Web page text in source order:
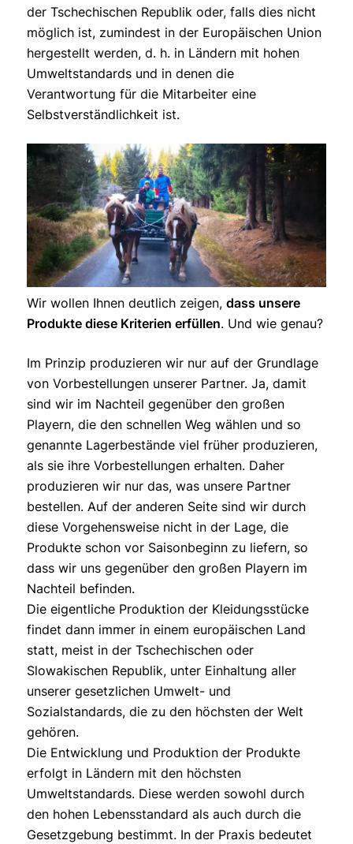
der Tschechischen Republik oder, falls dies nicht
möglich ist, zumindest in der Europäischen Union
hergestellt werden, d. h. in Ländern mit hohen
Umweltstandards und in denen die
Verantwortung für die Mitarbeiter eine
Selbstverständlichkeit ist.
Wir wollen Ihnen deutlich zeigen,dass unsere
Produkte diese Kriterien erfüllen. Und wie genau?
Im Prinzip produzieren wir nur auf der Grundlage
von Vorbestellungen unserer Partner. Ja, damit
sind wir im Nachteil gegenüber den großen
Playern, die den schnellen Weg wählen und so
genannte Lagerbestände viel früher produzieren,
als sie ihre Vorbestellungen erhalten. Daher
produzieren wir nur das, was unsere Partner
bestellen. Auf der anderen Seite sind wir durch
diese Vorgehensweise nicht in der Lage, die
Produkte schon vor Saisonbeginn zu liefern, so
dass wir uns gegenüber den großen Playern im
Nachteil befinden.
Die eigentliche Produktion der Kleidungsstücke
findet dann immer in einem europäischen Land
statt, meist in der Tschechischen oder
Slowakischen Republik, unter Einhaltung aller
unserer gesetzlichen Umwelt- und
Sozialstandards, die zu den höchsten der Welt
gehören.
Die Entwicklung und Produktion der Produkte
erfolgt in Ländern mit den höchsten
Umweltstandards. Diese werden sowohl durch
den hohen Lebensstandard als auch durch die
Gesetzgebung bestimmt. In der Praxis bedeutet